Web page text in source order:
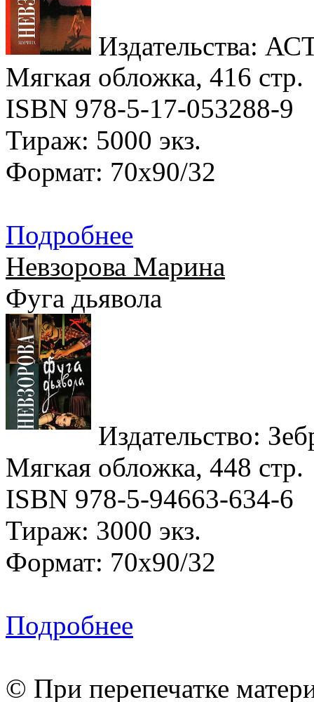
Издательства:
Мягкая обложка, 416 стр.
ISBN 978-5-17-053288-9
Тираж: 5000 экз.
Формат: 70x90/32
Подробнее
Невзорова Марина
Фуга дьявола
Издательство:
Мягкая обложка, 448 стр.
ISBN 978-5-94663-634-6
Тираж: 3000 экз.
Формат: 70x90/32
Подробнее
© При перепечатке